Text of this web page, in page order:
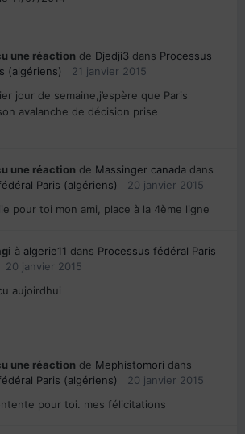
une réaction de Djedji3 dans Processus
(algériens)
21 janvier 2015
jour de semaine,j’espère que Paris
avalanche de décision prise
une réaction de Massinger canada dans
Paris (algériens)
20 janvier 2015
pour toi mon ami, place à la 4ème ligne
à algerie11 dans Processus fédéral Paris
20 janvier 2015
aujoirdhui
une réaction de Mephistomori dans
Paris (algériens)
20 janvier 2015
pour toi. mes félicitations